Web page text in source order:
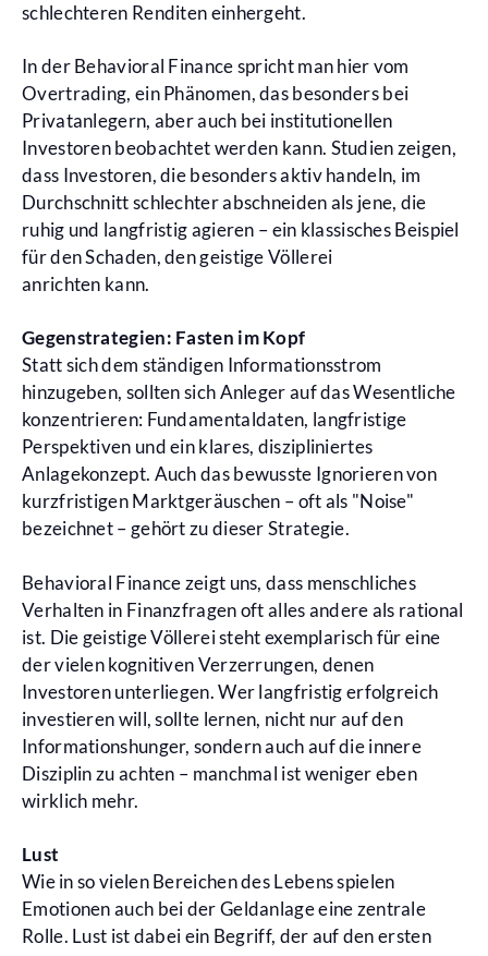
schlechteren Renditen einhergeht.
In der Behavioral Finance spricht man hier vom
Overtrading, ein Phänomen, das besonders bei
Privatanlegern, aber auch bei institutionellen
Investoren beobachtet werden kann. Studien zeigen,
dass Investoren, die besonders aktiv handeln, im
Durchschnitt schlechter abschneiden als jene, die
ruhig und langfristig agieren – ein klassisches Beispiel
für den Schaden, den geistige Völlerei
anrichten kann.
Gegenstrategien: Fasten im Kopf
Statt sich dem ständigen Informationsstrom
hinzugeben, sollten sich Anleger auf das Wesentliche
konzentrieren: Fundamentaldaten, langfristige
Perspektiven und ein klares, diszipliniertes
Anlagekonzept. Auch das bewusste Ignorieren von
kurzfristigen Marktgeräuschen – oft als "Noise"
bezeichnet – gehört zu dieser Strategie.
Behavioral Finance zeigt uns, dass menschliches
Verhalten in Finanzfragen oft alles andere als rational
ist. Die geistige Völlerei steht exemplarisch für eine
der vielen kognitiven Verzerrungen, denen
Investoren unterliegen. Wer langfristig erfolgreich
investieren will, sollte lernen, nicht nur auf den
Informationshunger, sondern auch auf die innere
Disziplin zu achten – manchmal ist weniger eben
wirklich mehr.
Lust
Wie in so vielen Bereichen des Lebens spielen
Emotionen auch bei der Geldanlage eine zentrale
Rolle. Lust ist dabei ein Begriff, der auf den ersten